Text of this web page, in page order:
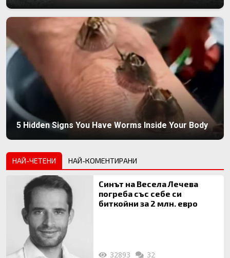
5 Hidden Signs You Have Worms Inside Your Body
НАЙ-ЧЕТЕНИ НАЙ-КОМЕНТИРАНИ
Синът на Весела Лечева
погреба със себе си
биткойни за 2 млн. евро
32893 32